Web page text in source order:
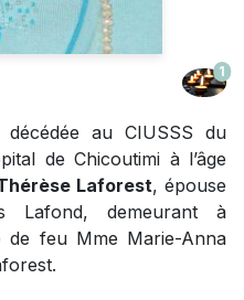
1
au CIUSSS du
de Chicoutimi à l’âge
Laforest, épouse
Lafond, demeurant à
de feu Mme Marie-Anna